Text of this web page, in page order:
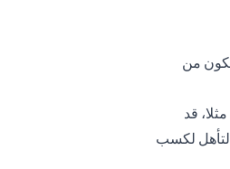
يكون من
قد
لكسب